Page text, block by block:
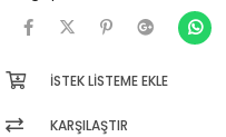
İSTEK LISTEME EKLE
KARŞILAŞTIR